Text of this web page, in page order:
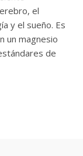
el
y el sueño. Es
un magnesio
de